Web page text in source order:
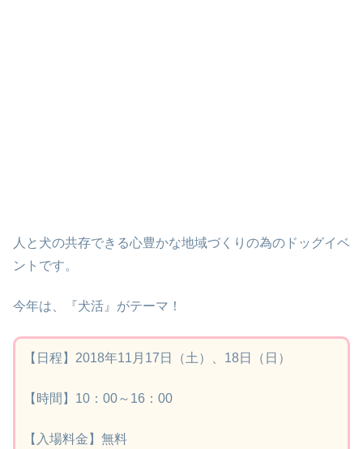
人と犬の共存できる心豊かな地域づくりの為のドッグイベ
ントです。
今年は、『犬活』がテーマ！
【日程】2018年11月17日（土）、18日（日）
【時間】10：00～16：00
【入場料金】無料